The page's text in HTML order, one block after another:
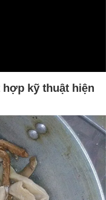
kỹ thuật hiện